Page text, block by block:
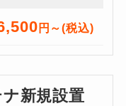
円～(税込)
新規設置